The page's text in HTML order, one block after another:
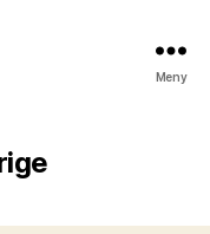
Meny